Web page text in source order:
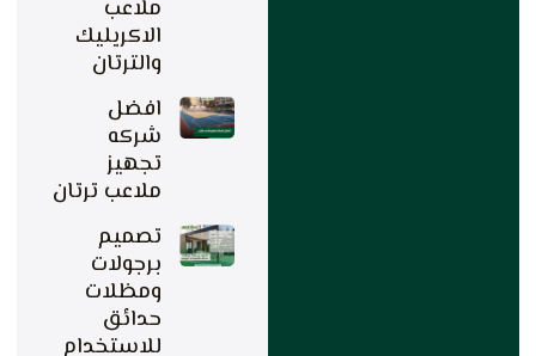
ملاعب
الاكريليك
والترتان
افضل
شركه
تجهيز
ملاعب ترتان
تصميم
برجولات
ومظلات
حدائق
للاستخدام